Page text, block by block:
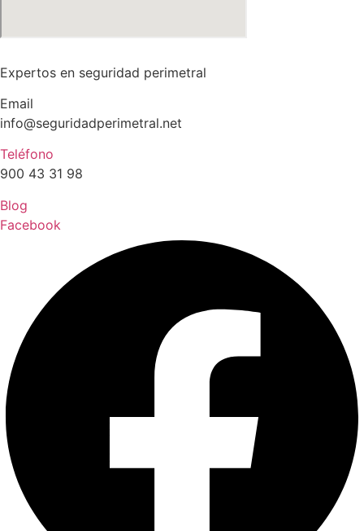
Expertos en seguridad perimetral
Email
info@seguridadperimetral.net
Teléfono
900 43 31 98
Blog
Facebook